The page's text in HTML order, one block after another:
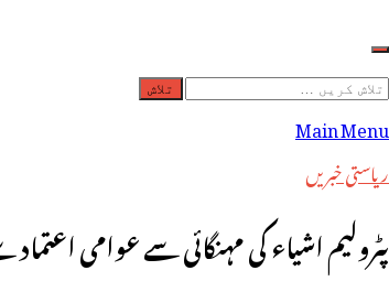
تلاش
کریں
برائے:
Main Menu
ریاستی خبریں
پٹرولیم اشیاء کی مہنگائی سے عوامی